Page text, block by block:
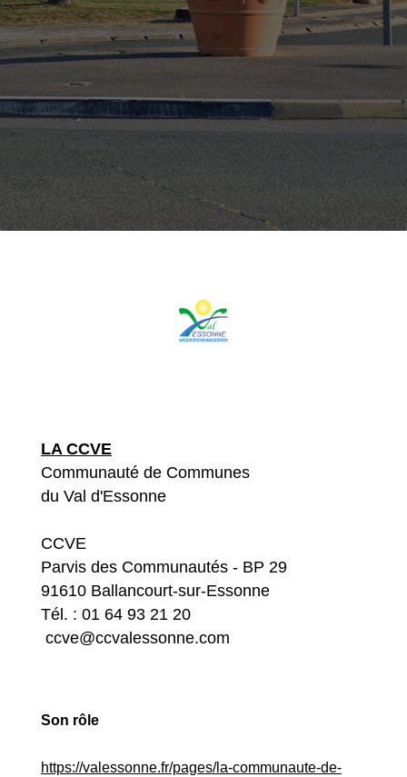
LA CCVE
Communauté de Communes
du Val d'Essonne
CCVE
Parvis des Communautés - BP 29
91610 Ballancourt-sur-Essonne
Tél. : 01 64 93 21 20
​ ccve@ccvalessonne.com
Son rôle
https://valessonne.fr/pages/la-communaute-de-